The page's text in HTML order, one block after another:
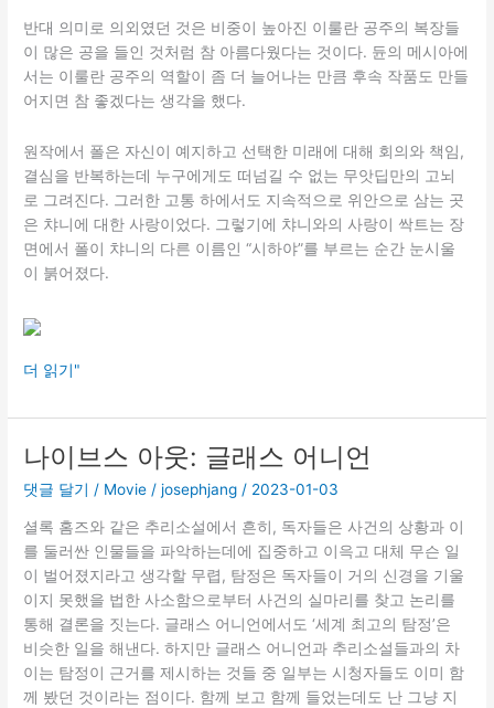
반대 의미로 의외였던 것은 비중이 높아진 이룰란 공주의 복장들
이 많은 공을 들인 것처럼 참 아름다웠다는 것이다. 듄의 메시아에
서는 이룰란 공주의 역할이 좀 더 늘어나는 만큼 후속 작품도 만들
어지면 참 좋겠다는 생각을 했다.
원작에서 폴은 자신이 예지하고 선택한 미래에 대해 회의와 책임,
결심을 반복하는데 누구에게도 떠넘길 수 없는 무앗딥만의 고뇌
로 그려진다. 그러한 고통 하에서도 지속적으로 위안으로 삼는 곳
은 챠니에 대한 사랑이었다. 그렇기에 챠니와의 사랑이 싹트는 장
면에서 폴이 챠니의 다른 이름인 “시하야”를 부르는 순간 눈시울
이 붉어졌다.
듄
파
2
더 읽기"
나이브스 아웃: 글래스 어니언
댓글 달기 / Movie /josephjang / 2023-01-03
셜록 홈즈와 같은 추리소설에서 흔히, 독자들은 사건의 상황과 이
를 둘러싼 인물들을 파악하는데에 집중하고 이윽고 대체 무슨 일
이 벌어졌지라고 생각할 무렵, 탐정은 독자들이 거의 신경을 기울
이지 못했을 법한 사소함으로부터 사건의 실마리를 찾고 논리를
통해 결론을 짓는다. 글래스 어니언에서도 ‘세계 최고의 탐정’은
비슷한 일을 해낸다. 하지만 글래스 어니언과 추리소설들과의 차
이는 탐정이 근거를 제시하는 것들 중 일부는 시청자들도 이미 함
께 봤던 것이라는 점이다. 함께 보고 함께 들었는데도 난 그냥 지